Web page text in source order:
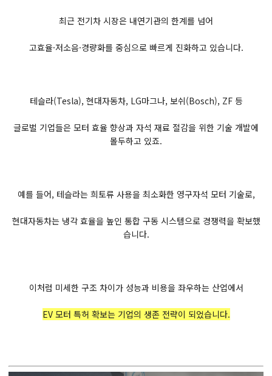
최근 전기차 시장은 내연기관의 한계를 넘어
고효율·저소음·경량화를 중심으로 빠르게 진화하고 있습니다.
테슬라(Tesla), 현대자동차, LG마그나, 보쉬(Bosch), ZF 등
글로벌 기업들은 모터 효율 향상과 자석 재료 절감을 위한 기술 개발에
몰두하고 있죠.
예를 들어, 테슬라는 희토류 사용을 최소화한 영구자석 모터 기술로,
현대자동차는 냉각 효율을 높인 통합 구동 시스템으로 경쟁력을 확보했
습니다.
이처럼 미세한 구조 차이가 성능과 비용을 좌우하는 산업에서
EV 모터 특허 확보는 기업의 생존 전략이 되었습니다.